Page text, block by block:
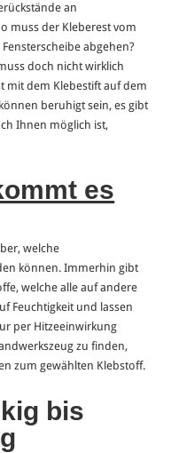
an
muss der Kleberest vom
abgehen?
doch nicht wirklich
mit dem Klebestift auf dem
beruhigt sein, es gibt
Ihnen möglich ist,
es
welche
können. Immerhin gibt
welche alle auf andere
Feuchtigkeit und lassen
per Hitzeeinwirkung
zu finden,
zum gewählten Klebstoff.
bis